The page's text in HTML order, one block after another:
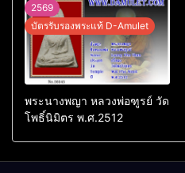
2569
บัตรรับรองพระแท้ D-Amulet
พระนางพญา หลวงพ่อฑูรย์ วัด
โพธิ์นิมิตร พ.ศ.2512